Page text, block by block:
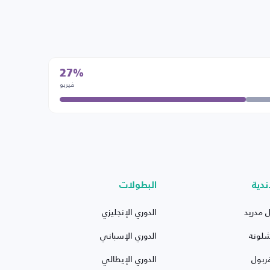
27%
فيربو
مدريد
البطولات
الدوري الإنجليزي
الدوري الإسباني
الدوري الإيطالي